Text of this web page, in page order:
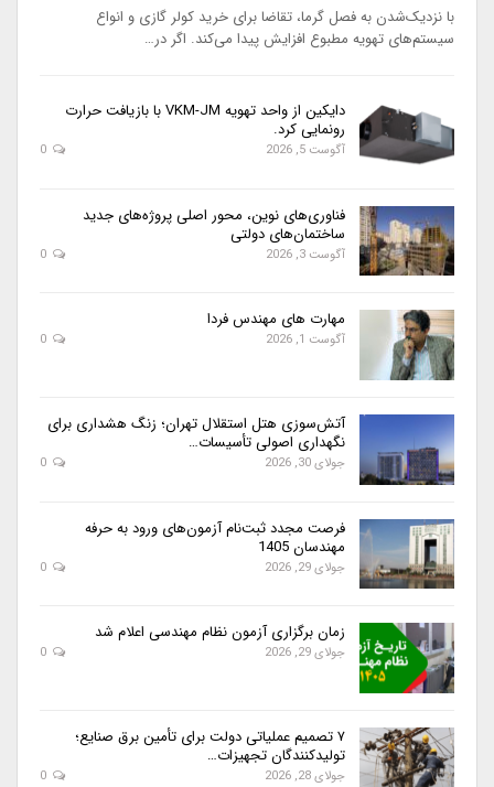
با نزدیک‌شدن به فصل گرما، تقاضا برای خرید کولر گازی و انواع
سیستم‌های تهویه مطبوع افزایش پیدا می‌کند. اگر در…
دایکین از واحد تهویه VKM-JM با بازیافت حرارت
رونمایی کرد.
آگوست 5, 2026
فناوری‌های نوین، محور اصلی پروژه‌های جدید
ساختمان‌های دولتی
آگوست 3, 2026
مهارت های مهندس فردا
آگوست 1, 2026
آتش‌سوزی هتل استقلال تهران؛ زنگ هشداری برای
نگهداری اصولی تأسیسات…
جولای 30, 2026
فرصت مجدد ثبت‌نام آزمون‌های ورود به حرفه
مهندسان 1405
جولای 29, 2026
زمان برگزاری آزمون نظام مهندسی اعلام شد
جولای 29, 2026
۷ تصمیم عملیاتی دولت برای تأمین برق صنایع؛
تولیدکنندگان تجهیزات…
جولای 28, 2026